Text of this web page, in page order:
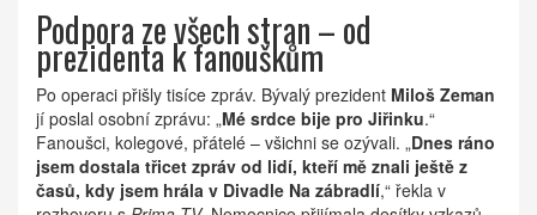
Podpora ze všech stran – od
prezidenta k fanouškům
Po operaci přišly tisíce zpráv. Bývalý prezident Miloš Zeman
jí poslal osobní zprávu: „Mé srdce bije pro Jiřinku.“
Fanoušci, kolegové, přátelé – všichni se ozývali. „Dnes ráno
jsem dostala třicet zpráv od lidí, kteří mě znali ještě z
časů, kdy jsem hrála v Divadle Na zábradlí,“ řekla v